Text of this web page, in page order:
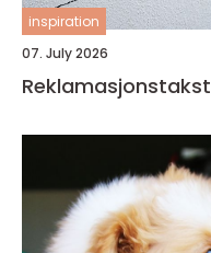
inspiration
07. July 2026
Reklamasjonstakst